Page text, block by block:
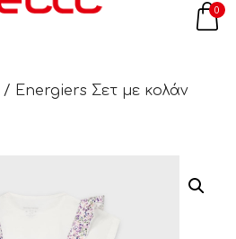
0
/ Energiers Σετ με κολάν